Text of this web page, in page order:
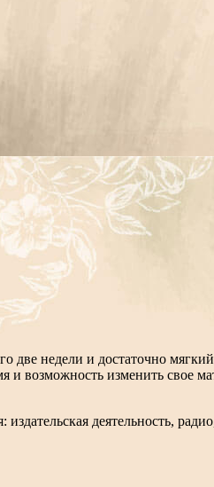
две недели и достаточно
возможность изменить свое
деятельность,